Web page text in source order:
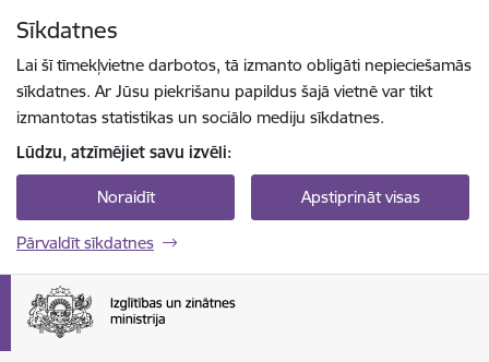
Sīkdatnes
Lai šī tīmekļvietne darbotos, tā izmanto obligāti nepieciešamās
sīkdatnes. Ar Jūsu piekrišanu papildus šajā vietnē var tikt
izmantotas statistikas un sociālo mediju sīkdatnes.
Lūdzu, atzīmējiet savu izvēli:
Noraidīt Apstiprināt visas
Pārvaldīt sīkdatnes